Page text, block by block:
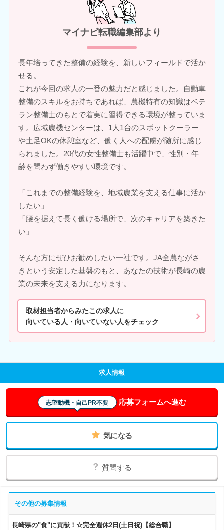
マイナビ転職編集部より
長年培ってきた整備の経験を、新しいフィールドで活か
せる。
これが今回の求人の一番の魅力だと感じました。自動車
整備のスキルをお持ちであれば、農機特有の知識はベテ
ラン整備士のもとで着実に習得できる環境が整っていま
す。広域農機センターは、1人1台のスポットクーラー
や土足OKの休憩室など、働く人への配慮が随所に感じ
られました。20代の女性整備士も活躍中で、性別・年
齢を問わず働きやすい環境です。
「これまでの整備経験を、地域農業を支える仕事に活か
したい」
「腰を据えて長く働ける場所で、次のキャリアを築きた
い」
そんな方にぜひお勧めしたい一社です。JA全農ながさ
きという安定した基盤のもと、あなたの技術が長崎の農
業の未来を支える力になります。
取材担当者からみたこの求人に
向いている人・向いていない人をチェック
求人情報
志望動機・自己PR不要 応募フォームへ進む
気になる
質問する
その他の募集情報
長崎県の"食"に貢献！☆完全週休2日(土日祝)【総合職】